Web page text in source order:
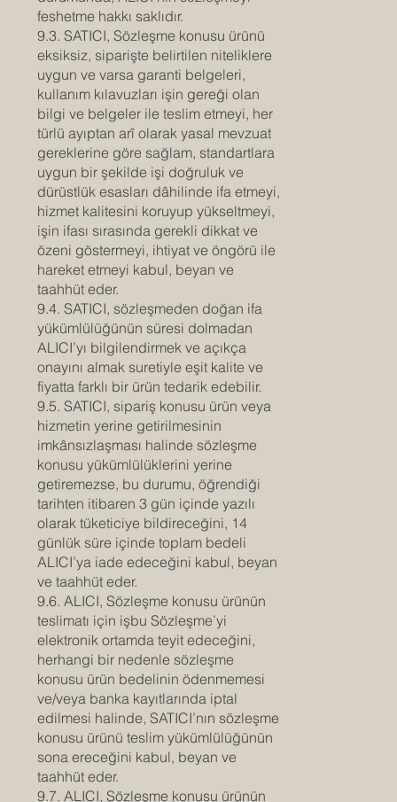
feshetme hakkı saklıdır.
9.3. SATICI, Sözleşme konusu ürünü
eksiksiz, siparişte belirtilen niteliklere
uygun ve varsa garanti belgeleri,
kullanım kılavuzları işin gereği olan
bilgi ve belgeler ile teslim etmeyi, her
türlü ayıptan arî olarak yasal mevzuat
gereklerine göre sağlam, standartlara
uygun bir şekilde işi doğruluk ve
dürüstlük esasları dâhilinde ifa etmeyi,
hizmet kalitesini koruyup yükseltmeyi,
işin ifası sırasında gerekli dikkat ve
özeni göstermeyi, ihtiyat ve öngörü ile
hareket etmeyi kabul, beyan ve
taahhüt eder.
9.4. SATICI, sözleşmeden doğan ifa
yükümlülüğünün süresi dolmadan
ALICI’yı bilgilendirmek ve açıkça
onayını almak suretiyle eşit kalite ve
fiyatta farklı bir ürün tedarik edebilir.
9.5. SATICI, sipariş konusu ürün veya
hizmetin yerine getirilmesinin
imkânsızlaşması halinde sözleşme
konusu yükümlülüklerini yerine
getiremezse, bu durumu, öğrendiği
tarihten itibaren 3 gün içinde yazılı
olarak tüketiciye bildireceğini, 14
günlük süre içinde toplam bedeli
ALICI’ya iade edeceğini kabul, beyan
ve taahhüt eder.
9.6. ALICI, Sözleşme konusu ürünün
teslimatı için işbu Sözleşme’yi
elektronik ortamda teyit edeceğini,
herhangi bir nedenle sözleşme
konusu ürün bedelinin ödenmemesi
ve/veya banka kayıtlarında iptal
edilmesi halinde, SATICI’nın sözleşme
konusu ürünü teslim yükümlülüğünün
sona ereceğini kabul, beyan ve
taahhüt eder.
9.7. ALICI, Sözleşme konusu ürünün